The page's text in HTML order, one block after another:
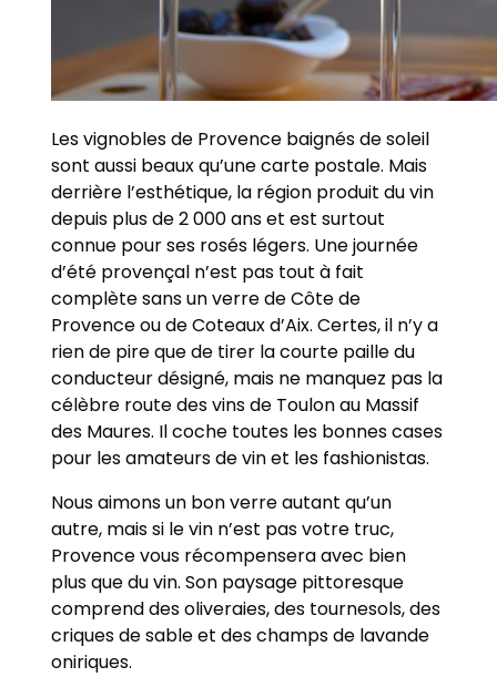
Les vignobles de Provence baignés de soleil
sont aussi beaux qu’une carte postale. Mais
derrière l’esthétique, la région produit du vin
depuis plus de 2 000 ans et est surtout
connue pour ses rosés légers. Une journée
d’été provençal n’est pas tout à fait
complète sans un verre de Côte de
Provence ou de Coteaux d’Aix. Certes, il n’y a
rien de pire que de tirer la courte paille du
conducteur désigné, mais ne manquez pas la
célèbre route des vins de Toulon au Massif
des Maures. Il coche toutes les bonnes cases
pour les amateurs de vin et les fashionistas.
Nous aimons un bon verre autant qu’un
autre, mais si le vin n’est pas votre truc,
Provence vous récompensera avec bien
plus que du vin. Son paysage pittoresque
comprend des oliveraies, des tournesols, des
criques de sable et des champs de lavande
oniriques.